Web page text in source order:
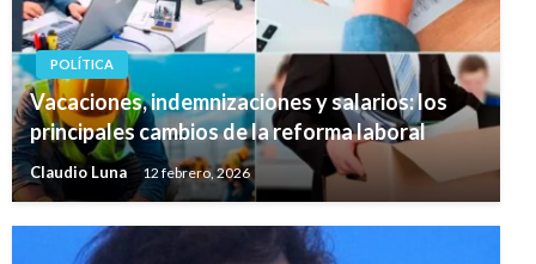
POLÍTICA
Vacaciones, indemnizaciones y salarios: los
principales cambios de la reforma laboral
Claudio Luna 12 febrero, 2026